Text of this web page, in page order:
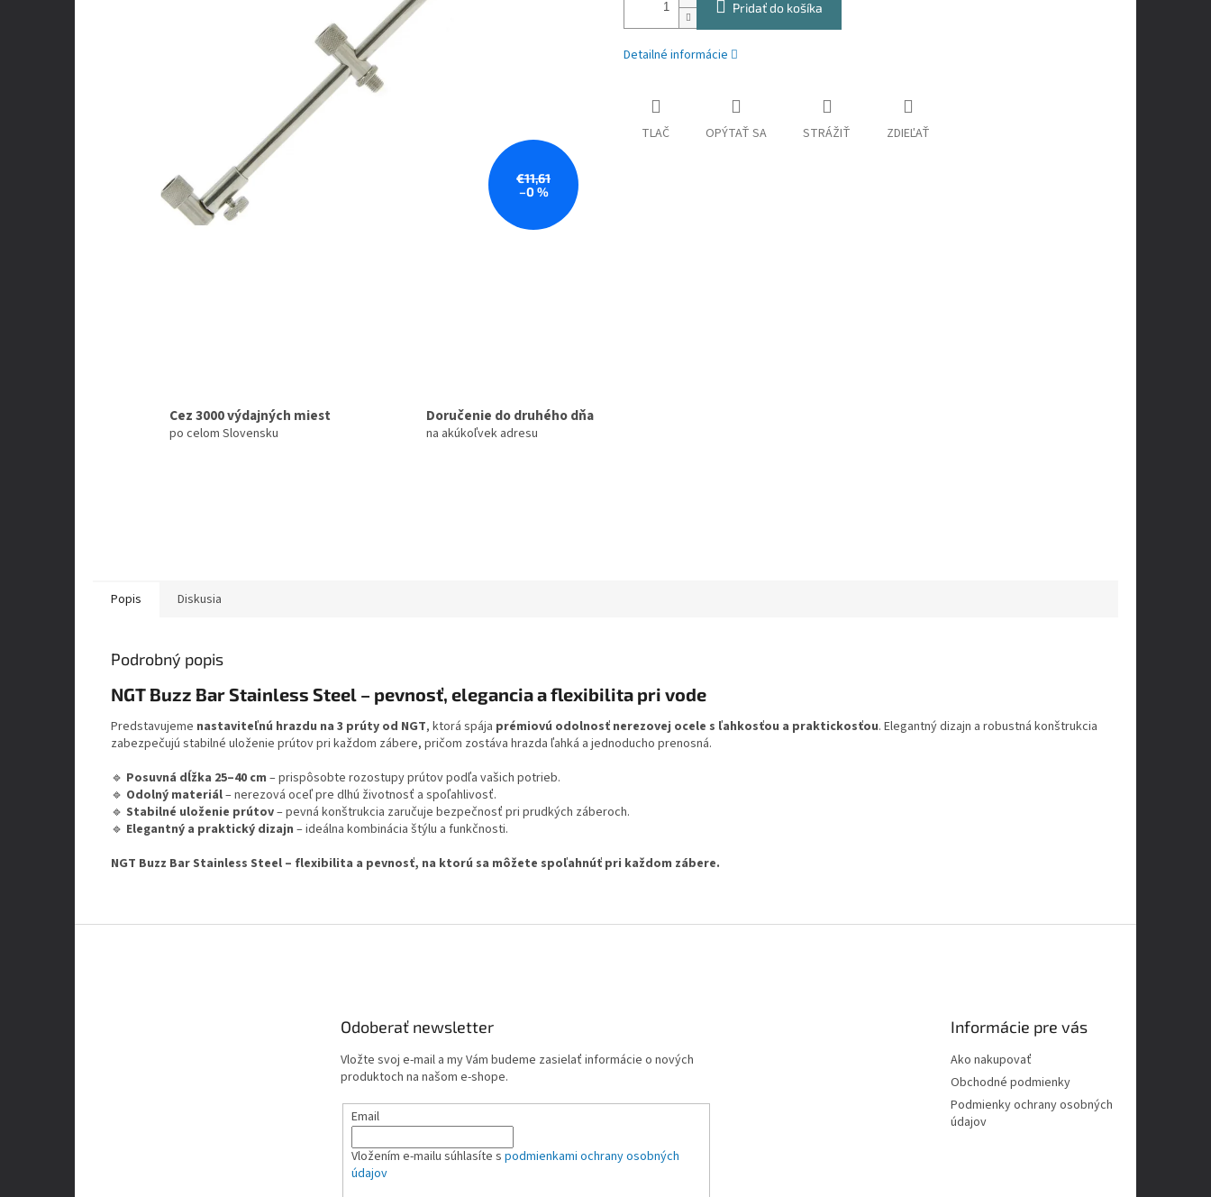
€11,61
–0 %
Pridať do košíka
Detailné informácie
TLAČ OPÝTAŤ SA STRÁŽIŤ ZDIEĽAŤ
Cez 3000 výdajných miest
po celom Slovensku
Doručenie do druhého dňa
na akúkoľvek adresu
Popis Diskusia
Podrobný popis
NGT Buzz Bar Stainless Steel – pevnosť, elegancia a flexibilita pri vode
Predstavujeme nastaviteľnú hrazdu na 3 prúty od NGT, ktorá spája prémiovú odolnosť nerezovej ocele s ľahkosťou a praktickosťou. Elegantný dizajn a robustná konštrukcia
zabezpečujú stabilné uloženie prútov pri každom zábere, pričom zostáva hrazda ľahká a jednoducho prenosná.
🔹 Posuvná dĺžka 25–40 cm – prispôsobte rozostupy prútov podľa vašich potrieb.
🔹 Odolný materiál– nerezová oceľ pre dlhú životnosť a spoľahlivosť.
🔹 Stabilné uloženie prútov– pevná konštrukcia zaručuje bezpečnosť pri prudkých záberoch.
🔹 Elegantný a praktický dizajn – ideálna kombinácia štýlu a funkčnosti.
NGT Buzz Bar Stainless Steel – flexibilita a pevnosť, na ktorú sa môžete spoľahnúť pri každom zábere.
Odoberať newsletter
Vložte svoj e-mail a my Vám budeme zasielať informácie o nových
produktoch na našom e-shope.
Email
Vložením e-mailu súhlasíte s podmienkami ochrany osobných
údajov
Informácie pre vás
Ako nakupovať
Obchodné podmienky
Podmienky ochrany osobných
údajov